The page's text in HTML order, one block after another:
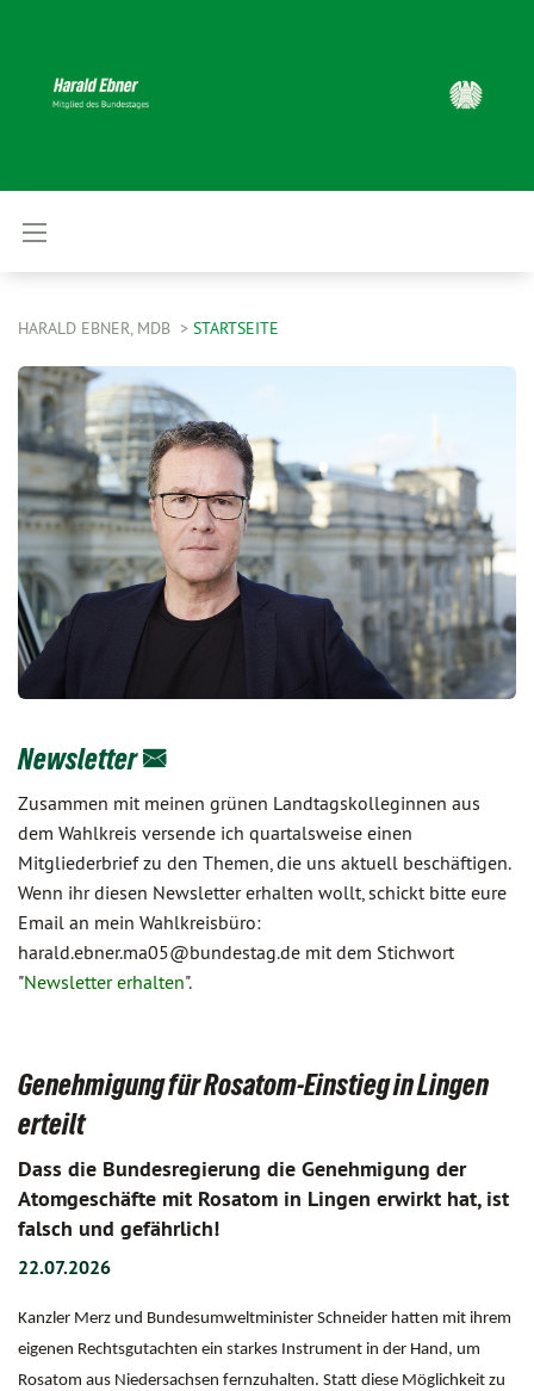
HARALD EBNER, MDB STARTSEITE
Newsletter
Zusammen mit meinen grünen Landtagskolleginnen aus
dem Wahlkreis versende ich quartalsweise einen
Mitgliederbrief zu den Themen, die uns aktuell beschäftigen.
Wenn ihr diesen Newsletter erhalten wollt, schickt bitte eure
Email an mein Wahlkreisbüro:
harald.ebner.ma05@bundestag.de mit dem Stichwort
"Newsletter erhalten".
Genehmigung für Rosatom-Einstieg in Lingen
erteilt
Dass die Bundesregierung die Genehmigung der
Atomgeschäfte mit Rosatom in Lingen erwirkt hat, ist
falsch und gefährlich!
22.07.2026
Kanzler Merz und Bundesumweltminister Schneider hatten mit ihrem
eigenen Rechtsgutachten ein starkes Instrument in der Hand, um
Rosatom aus Niedersachsen fernzuhalten. Statt diese Möglichkeit zu